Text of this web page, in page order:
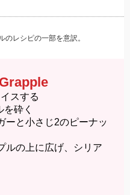
のレシピの一部を意訳。
スする
砕く
ーと小さじ2のピーナッ
ルの上に広げ、シリア